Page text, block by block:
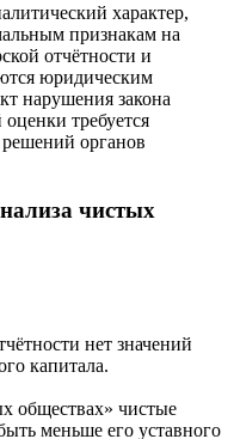
характер,
признакам на
отчётности и
юридическим
нарушения закона
требуется
органов
чистых
нет значений
капитала.
обществах» чистые
меньше его уставного